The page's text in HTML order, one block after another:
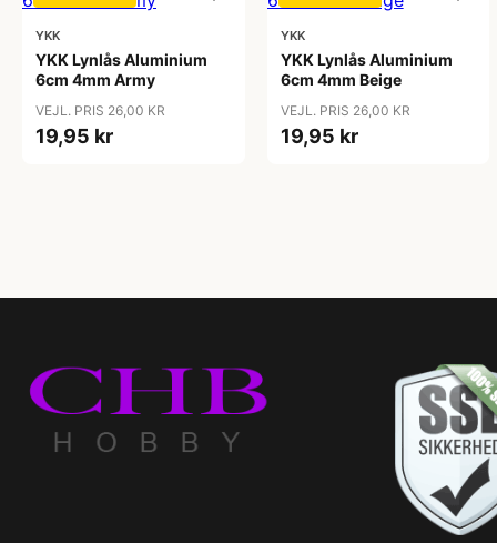
YKK
YKK Lynlås Aluminium
6cm 4mm Army
VEJL. PRIS 26,00 KR
19,95 kr
YKK
YKK Lynlås Aluminium
6cm 4mm Beige
VEJL. PRIS 26,00 KR
19,95 kr